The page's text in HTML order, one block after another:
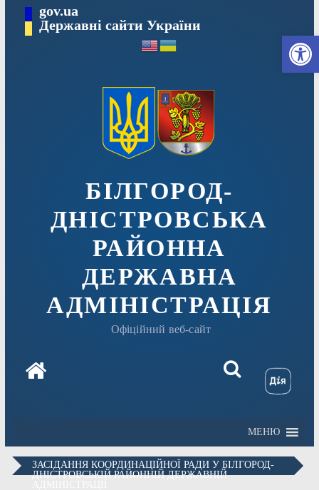
вмісту
gov.ua
Державні сайти України
БІЛГОРОД-
ДНІСТРОВСЬКА
РАЙОННА
ДЕРЖАВНА
АДМІНІСТРАЦІЯ
Офіційний веб-сайт
МЕНЮ
ЗАСІДАННЯ КООРДИНАЦІЙНОЇ РАДИ У БІЛГОРОД-
ДНІСТРОВСЬКІЙ РАЙОННІЙ ДЕРЖАВНІЙ